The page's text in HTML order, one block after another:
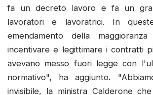
fa un decreto lavoro e fa un
lavoratori e lavoratrici. In
emendamento della
incentivare e legittimare i contratti
avevano messo fuori legge con
normativo", ha aggiunto.
invisibile, la ministra Calderone